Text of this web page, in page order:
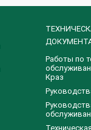
Работы по
Краз